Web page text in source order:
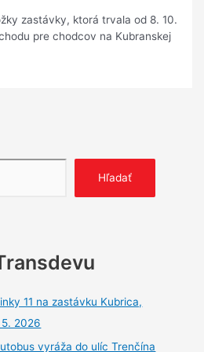
zastávky, ktorá trvala od 8. 10.
pre chodcov na Kubranskej
Hľadať
11 na zastávku Kubrica,
2026
vyráža do ulíc Trenčína